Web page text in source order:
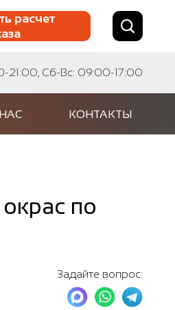
расчет
по артикулу
21:00, Сб-Вс: 09:00-17:00
КОНТАКТЫ
по
Задайте вопрос: